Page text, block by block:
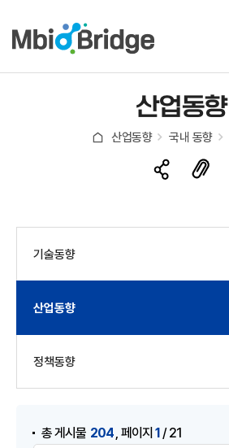
산업동향
산업동향 국내 동향
기술동향
산업동향
정책동향
총 게시물 204 ,페이지1/ 21